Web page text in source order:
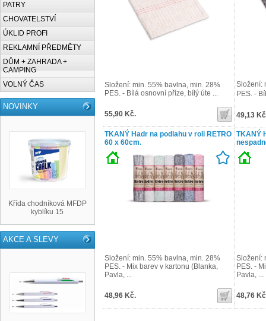
PATRY
CHOVATELSTVÍ
ÚKLID PROFI
REKLAMNÍ PŘEDMĚTY
DŮM + ZAHRADA +
CAMPING
VOLNÝ ČAS
NOVINKY
Křída chodníková MFDP
kyblíku 15
AKCE A SLEVY
Složení: min. 55% bavlna, min. 28%
PES. - Bílá osnovní příze, bílý úte ...
55,90 Kč.
Složení:
PES. -
49,13
TKANÝ Hadr na podlahu v roli RETRO
60 x 60cm.
Složení: min. 55% bavlna, min. 28%
PES. - Mix barev v kartonu (Blanka,
Pavla, ...
48,96 Kč.
TKANÝ
Složení:
PES. -
Pavla, ...
48,76